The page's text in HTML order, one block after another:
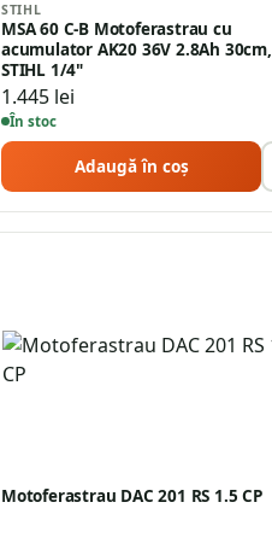
STIHL
MSA 60 C-B Motoferastrau cu
acumulator AK20 36V 2.8Ah 30cm,
STIHL 1/4"
1.445 lei
În stoc
Adaugă în coș
Motoferastrau DAC 201 RS 1.5 CP